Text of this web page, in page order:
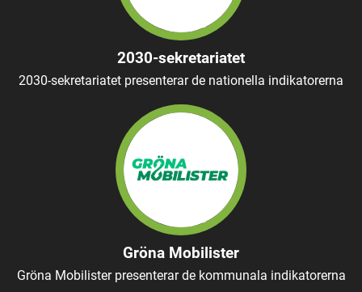
2030-sekretariatet
2030-sekretariatet presenterar de nationella indikatorerna
Gröna Mobilister
Gröna Mobilister presenterar de kommunala indikatorerna